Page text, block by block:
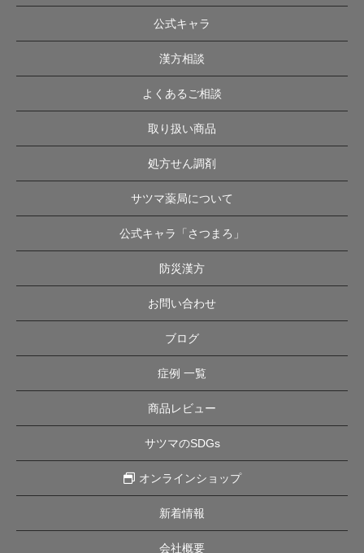
公式キャラ
漢方相談
よくあるご相談
取り扱い商品
処方せん調剤
サツマ薬局について
公式キャラ「さつまろ」
防災漢方
お問い合わせ
ブログ
症例 一覧
商品レビュー
サツマのSDGs
オンラインショップ
新着情報
会社概要